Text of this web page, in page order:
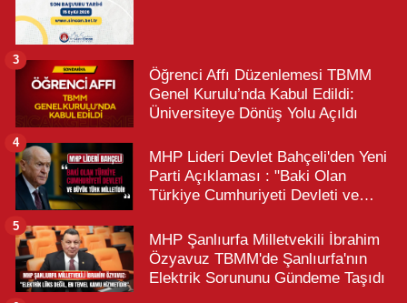
Öğrenci Affı Düzenlemesi TBMM
Genel Kurulu’nda Kabul Edildi:
Üniversiteye Dönüş Yolu Açıldı
3
MHP Lideri Devlet Bahçeli'den Yeni
Parti Açıklaması : "Baki Olan
Türkiye Cumhuriyeti Devleti ve
4
MHP Şanlıurfa Milletvekili İbrahim
Özyavuz TBMM'de Şanlıurfa'nın
Elektrik Sorununu Gündeme Taşıdı
5